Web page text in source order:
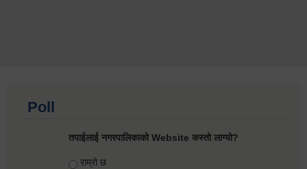
Poll
तपाईलाई नगरपालिकाको Website कस्तो लाग्यो?
Choices
राम्रो छ